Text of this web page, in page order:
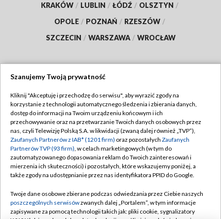
KRAKÓW / LUBLIN / ŁÓDŹ / OLSZTYN /
OPOLE / POZNAŃ / RZESZÓW /
SZCZECIN / WARSZAWA / WROCŁAW
TVP
Abonament TVP
Emisja w TVP
Centrum informacji TVP
Naziemna Telewizja Cyfrowa
Rada Programowa
System NOS
Regulamin TVP
Polityka prywatności
Moje zgody
Pomoc
Kontakt
Szanujemy Twoją prywatność
Kliknij "Akceptuję i przechodzę do serwisu", aby wyrazić zgody na
korzystanie z technologii automatycznego śledzenia i zbierania danych,
dostęp do informacji na Twoim urządzeniu końcowym i ich
przechowywanie oraz na przetwarzanie Twoich danych osobowych przez
nas, czyli Telewizję Polską S.A. w likwidacji (zwaną dalej również „TVP”),
Zaufanych Partnerów z IAB* (1201 firm) oraz pozostałych Zaufanych
Partnerów TVP (93 firm), w celach marketingowych (w tym do
zautomatyzowanego dopasowania reklam do Twoich zainteresowań i
mierzenia ich skuteczności) i pozostałych, które wskazujemy poniżej, a
także zgody na udostępnianie przez nas identyfikatora PPID do Google.
Twoje dane osobowe zbierane podczas odwiedzania przez Ciebie naszych
poszczególnych serwisówzwanych dalej „Portalem”, w tym informacje
zapisywane za pomocą technologii takich jak: pliki cookie, sygnalizatory